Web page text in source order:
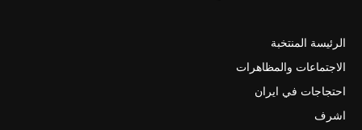
الرئيسة المنتخبة
الاجتماعات والمظاهرات
احتجاجات في ايران
اشرف